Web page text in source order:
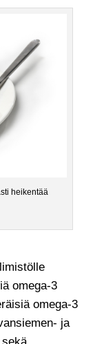
heikentää
omega-3
omega-3
ja